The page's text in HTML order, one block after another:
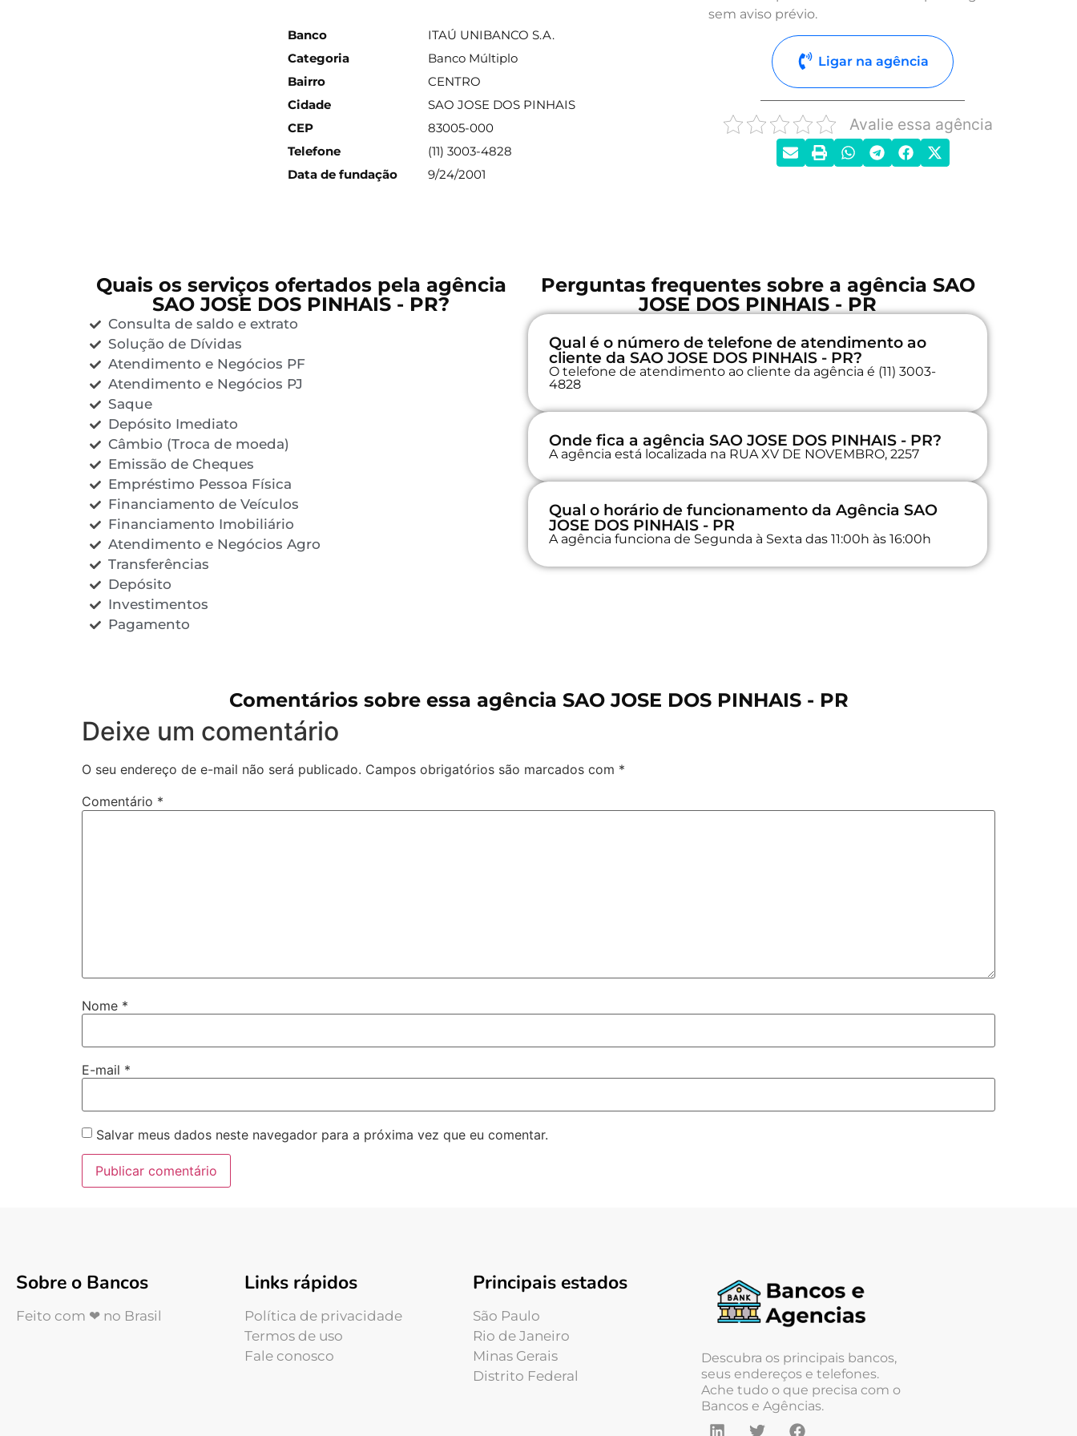
Banco
ITAÚ UNIBANCO S.A.
Categoria
Banco Múltiplo
Bairro
CENTRO
Cidade
SAO JOSE DOS PINHAIS
CEP
83005-000
Telefone
(11) 3003-4828
Data de fundação
9/24/2001
sem aviso prévio.
Ligar na agência
Avalie essa agência
Quais os serviços ofertados pela agência
SAO JOSE DOS PINHAIS - PR?
Consulta de saldo e extrato
Solução de Dívidas
Atendimento e Negócios PF
Atendimento e Negócios PJ
Saque
Depósito Imediato
Câmbio (Troca de moeda)
Emissão de Cheques
Empréstimo Pessoa Física
Financiamento de Veículos
Financiamento Imobiliário
Atendimento e Negócios Agro
Transferências
Depósito
Investimentos
Pagamento
Perguntas frequentes sobre a agência SAO
JOSE DOS PINHAIS - PR
Qual é o número de telefone de atendimento ao
cliente da SAO JOSE DOS PINHAIS - PR?
O telefone de atendimento ao cliente da agência é (11) 3003-
4828
Onde fica a agência SAO JOSE DOS PINHAIS - PR?
A agência está localizada na RUA XV DE NOVEMBRO, 2257
Qual o horário de funcionamento da Agência SAO
JOSE DOS PINHAIS - PR
A agência funciona de Segunda à Sexta das 11:00h às 16:00h
Comentários sobre essa agência SAO JOSE DOS PINHAIS - PR
Deixe um comentário
O seu endereço de e-mail não será publicado. Campos obrigatórios são marcados com *
Comentário *
Nome *
E-mail *
Salvar meus dados neste navegador para a próxima vez que eu comentar.
Sobre o Bancos
Feito com ❤ no Brasil
Links rápidos
Política de privacidade
Termos de uso
Fale conosco
Principais estados
São Paulo
Rio de Janeiro
Minas Gerais
Distrito Federal
Descubra os principais bancos,
seus endereços e telefones.
Ache tudo o que precisa com o
Bancos e Agências.